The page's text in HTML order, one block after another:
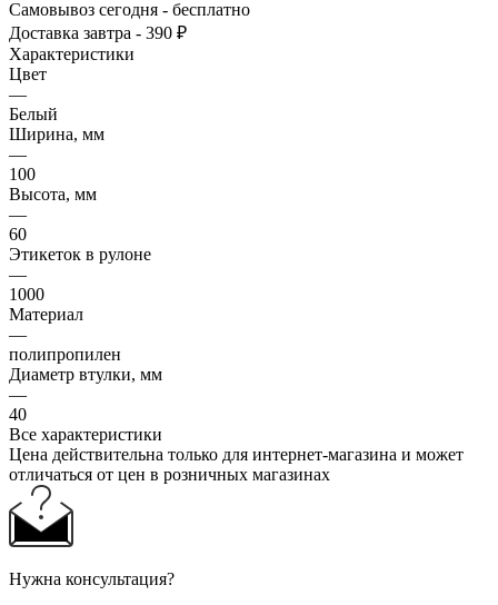
Самовывоз сегодня - бесплатно
Доставка завтра - 390 ₽
Характеристики
Цвет
—
Белый
Ширина, мм
—
100
Высота, мм
—
60
Этикеток в рулоне
—
1000
Материал
—
полипропилен
Диаметр втулки, мм
—
40
Все характеристики
Цена действительна только для интернет-магазина и может
отличаться от цен в розничных магазинах
Нужна консультация?